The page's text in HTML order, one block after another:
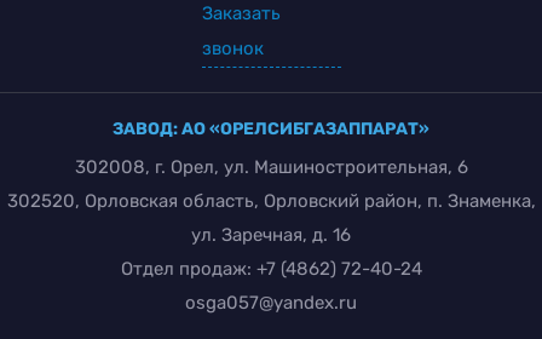
ЗАВОД: АО «ОРЕЛСИБГАЗАППАРАТ»
302008, г. Орел, ул. Машиностроительная, 6
302520, Орловская область, Орловский район, п. Знаменка,
ул. Заречная, д. 16
Отдел продаж: +7 (4862) 72-40-24
osga057@yandex.ru
Заказать
звонок